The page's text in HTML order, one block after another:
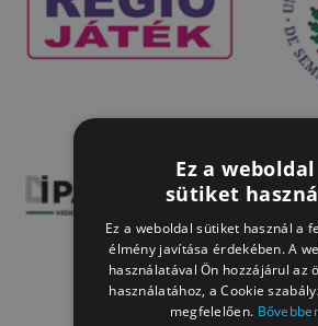
Ez a weboldal
sütiket
Ez a weboldal sütiket használ a
élmény javítása érdekében. A
használatával Ön hozzájárul az
használatához, a Cookie
megfelelően.